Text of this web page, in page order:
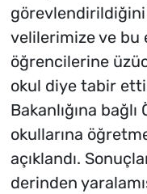
velilerimize ve bu
öğrencilerine
okul diye tabir
Bakanlığına
okullarına
açıklandı.
derinden